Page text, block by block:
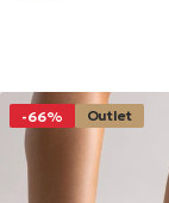
-66% Outlet